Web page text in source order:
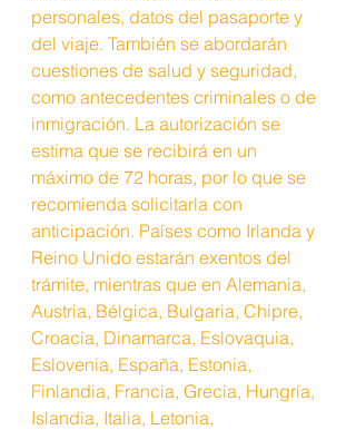
personales, datos del pasaporte y
del viaje. También se abordarán
cuestiones de salud y seguridad,
como antecedentes criminales o de
inmigración. La autorización se
estima que se recibirá en un
máximo de 72 horas, por lo que se
recomienda solicitarla con
anticipación. Países como Irlanda y
Reino Unido estarán exentos del
trámite, mientras que en Alemania,
Austria, Bélgica, Bulgaria, Chipre,
Croacia, Dinamarca, Eslovaquia,
Eslovenia, España, Estonia,
Finlandia, Francia, Grecia, Hungría,
Islandia, Italia, Letonia,